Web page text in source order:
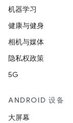
机器学习
健康与健身
相机与媒体
隐私权政策
5G
ANDROID 设备
大屏幕